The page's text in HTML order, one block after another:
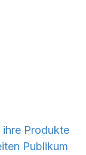
ihre Produkte
Publikum